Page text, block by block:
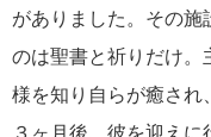
がありました。その施
のは聖書と祈りだけ。
様を知り自らが癒され
３ヶ月後、彼を迎え